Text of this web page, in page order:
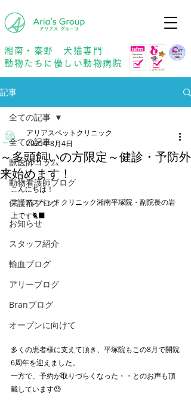
湘南・秦野 犬猫専門
動物たちに優しい動物病院
記事
全ての記事
獣医師コラム
動物看護師ブログ
保護猫ブログ
お知らせ
スタッフ紹介
輸血ブログ
アリーブログ
Branブログ
オープンに向けて
全ての記事
～多頭飼いの方限定～健診・予防外
来始めます！
アリアスペットクリニック
2025年8月4日
こんにちは！
アリアスペットクリニック湘南平塚院・副院長の岩
上です🐈‍⬛
多くの患者様に支えて頂き、平塚院もこの8月で開院
6周年を迎えました。
一方で、予約が取りづらくなった・・とのお声も頂
戴しています😓